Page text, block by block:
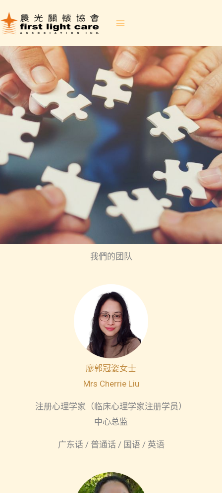
至
容
我們的团队
廖郭冠姿女士
Mrs Cherrie Liu
注册心理学家（临床心理学家注册学员）
中心总监
广东话 / 普通话 / 国语 / 英语